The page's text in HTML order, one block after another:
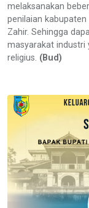
melaksanakan
penilaian
Zahir. Sehingga
masyarakat industri
religius. (Bud)